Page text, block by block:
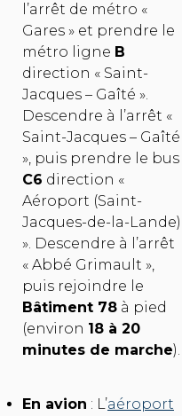
l’arrêt de métro «
Gares » et prendre le
métro ligne B
direction « Saint-
Jacques – Gaîté ».
Descendre à l’arrêt «
Saint-Jacques – Gaîté
», puis prendre le bus
C6 direction «
Aéroport (Saint-
Jacques-de-la-Lande)
». Descendre à l’arrêt
« Abbé Grimault »,
puis rejoindre le
Bâtiment 78 à pied
(environ 18 à 20
minutes de marche).
En avion : L’aéroport